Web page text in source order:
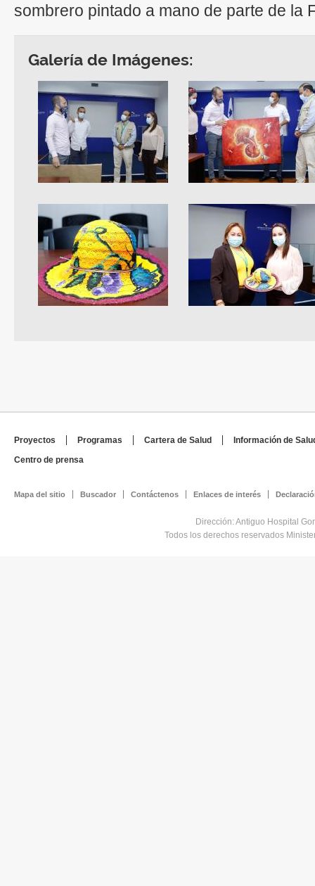
sombrero pintado a mano de parte de la
Galería de Imágenes:
Proyectos Programas Cartera de Salud
Información de
Centro de prensa
Mapa del sitio Buscador Contáctenos Enlaces de interés
Dirección: Antiguo Hospital
Todos los derechos reservados